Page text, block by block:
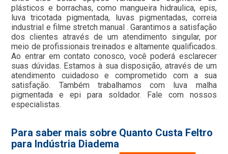
plásticos e borrachas, como mangueira hidraulica, epis,
luva tricotada pigmentada, luvas pigmentadas, correia
industrial e filme stretch manual . Garantimos a satisfação
dos clientes através de um atendimento singular, por
meio de profissionais treinados e altamente qualificados.
Ao entrar em contato conosco, você poderá esclarecer
suas dúvidas. Estamos à sua disposição, através de um
atendimento cuidadoso e comprometido com a sua
satisfação. Também trabalhamos com luva malha
pigmentada e epi para soldador. Fale com nossos
especialistas.
Para saber mais sobre Quanto Custa Feltro
para Indústria Diadema